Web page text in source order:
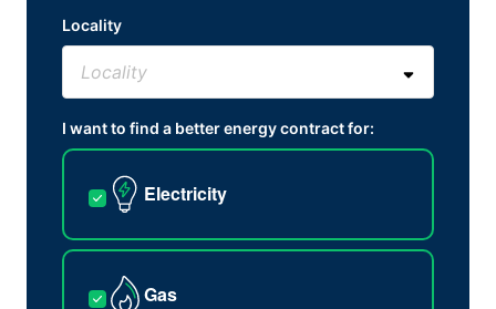
Locality
I want to find a better energy contract for:
Electricity
Gas